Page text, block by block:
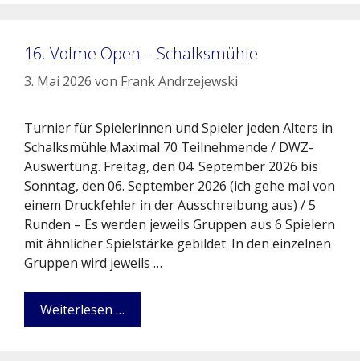
16. Volme Open – Schalksmühle
3. Mai 2026 von Frank Andrzejewski
Turnier für Spielerinnen und Spieler jeden Alters in
Schalksmühle.Maximal 70 Teilnehmende / DWZ-
Auswertung. Freitag, den 04. September 2026 bis
Sonntag, den 06. September 2026 (ich gehe mal von
einem Druckfehler in der Ausschreibung aus) / 5
Runden – Es werden jeweils Gruppen aus 6 Spielern
mit ähnlicher Spielstärke gebildet. In den einzelnen
Gruppen wird jeweils …
Weiterlesen …